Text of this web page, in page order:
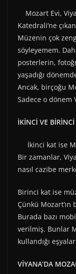
Mozart Evi,
Katedrali’ne
Müzenin çok
söyleyemem.
posterlerin,
yaşadığı
Ancak, birçoğu
Sadece o dönem
İKİNCİ VE
İkinci kat ise
Bir zamanlar,
nasıl cazibe
Birinci kat ise
Çünkü Mozart’ın
Burada bazı
verilmiş. Bunlar
kullandığı
VİYANA’DA